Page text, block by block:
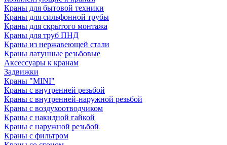
Краны для бытовой техники
Краны для сильфонной трубы
Краны для скрытого монтажа
Краны для труб ПНД
Краны из нержавеющей стали
Краны латунные резьбовые
Аксессуары к кранам
Задвижки
Краны "MINI"
Краны с внутренней резьбой
Краны с внутренней-наружной резьбой
Краны с воздухоотводчиком
Краны с накидной гайкой
Краны с наружной резьбой
Краны с фильтром